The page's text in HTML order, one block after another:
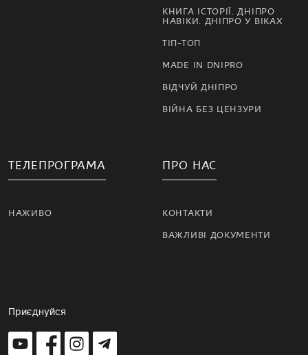
КНИГА ІСТОРІЇ. ДНІПРО
НАВІКИ. ДНІПРО У ВІКАХ
ТІП-ТОП
MADE IN DNIPRO
ВІДЧУЙ ДНІПРО
ВІЙНА БЕЗ ЦЕНЗУРИ
ТЕЛЕПРОГРАМА
НАЖИВО
ПРО НАС
КОНТАКТИ
ВАЖЛИВІ ДОКУМЕНТИ
Приєднуйся